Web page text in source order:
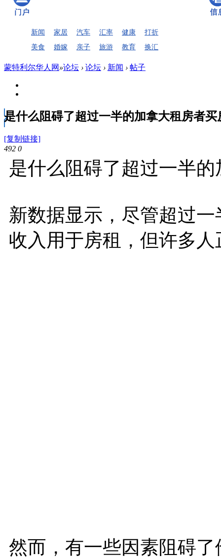
新闻 家居 汽车 汇率 健康
打折
美食
婚嫁 亲子 旅游 教育 换汇
蒙特利尔华人网 »论坛 › 论坛 › 新闻 › 帖子
是什么阻碍了超过一半的加拿大租房者买
[复制链接]
492 0
是什么阻碍了超过一半
新数据显示，尽管超过
收入用于房租，但许多
然而，有一些因素阻碍